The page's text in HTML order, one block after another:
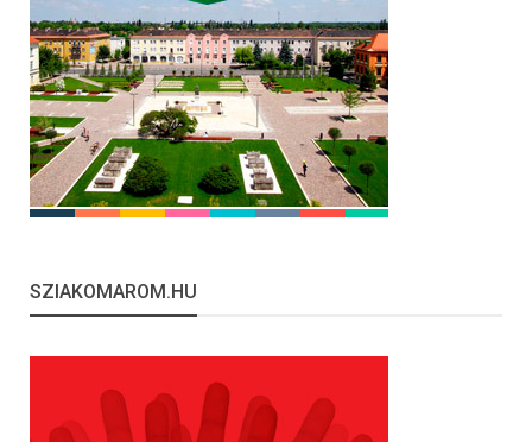
SZIAKOMAROM.HU